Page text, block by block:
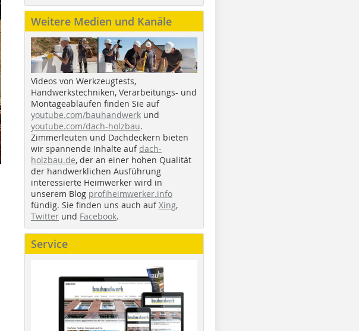
Weitere Medien und Kanäle
Videos von Werkzeugtests,
Handwerkstechniken, Verarbeitungs- und
Montageabläufen finden Sie auf
youtube.com/bauhandwerk und
youtube.com/dach-holzbau.
Zimmerleuten und Dachdeckern bieten
wir spannende Inhalte auf dach-
holzbau.de, der an einer hohen Qualität
der handwerklichen Ausführung
interessierte Heimwerker wird in
unserem Blog profiheimwerker.info
fündig. Sie finden uns auch aufXing,
Twitter und Facebook.
Service